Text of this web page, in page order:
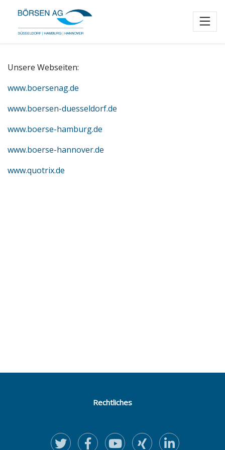
Unsere Webseiten:
www.boersenag.de
www.boersen-duesseldorf.de
www.boerse-hamburg.de
www.boerse-hannover.de
www.quotrix.de
Rechtliches